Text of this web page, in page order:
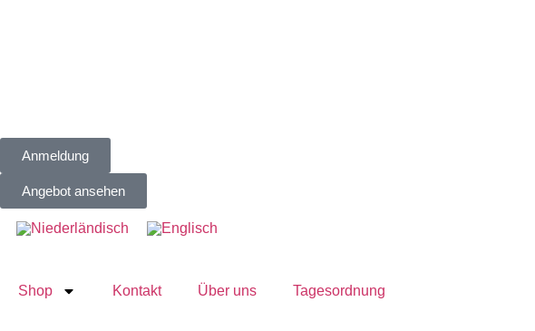
Anmeldung
Angebot ansehen
Shop Kontakt Über uns Tagesordnung